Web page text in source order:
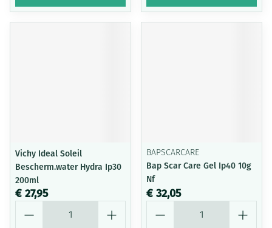
Vichy Ideal Soleil
Bescherm.water Hydra Ip30
200ml
€ 27,95
BAPSCARCARE
Bap Scar Care Gel Ip40 10g
Nf
€ 32,05